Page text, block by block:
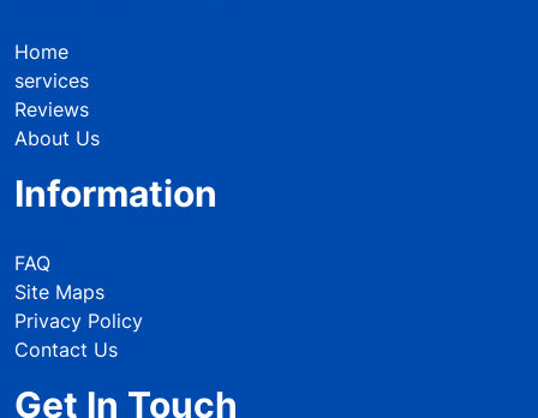
Home
services
Reviews
About Us
Information
FAQ
Site Maps
Privacy Policy
Contact Us
Get In Touch